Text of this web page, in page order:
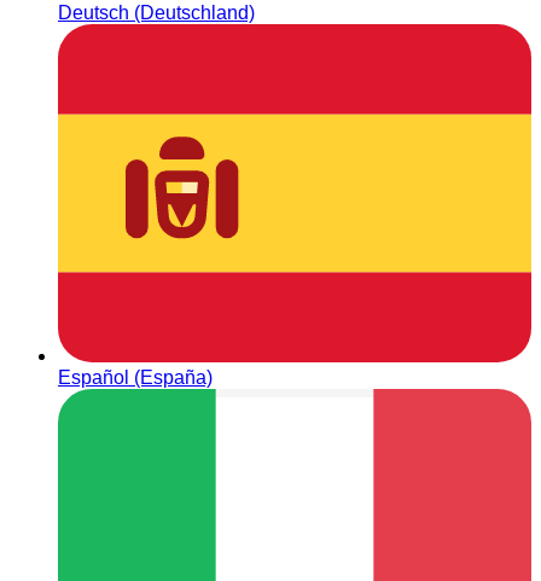
Deutsch (Deutschland)
Español (España)